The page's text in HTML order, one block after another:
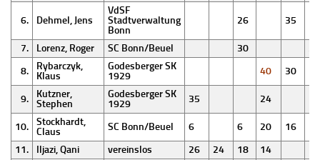
6. Dehmel, Jens
VdSF
Stadtverwaltung
Bonn
26 35
7. Lorenz, Roger SC Bonn/Beuel 30
8.
Rybarczyk,
Klaus
Godesberger SK
1929
40 30
9.
Kutzner,
Stephen
Godesberger SK
1929
35 24
10.
Stockhardt,
Claus
SC Bonn/Beuel 6 6 20
16
11.
Iljazi, Qani vereinslos 26 24 18
14